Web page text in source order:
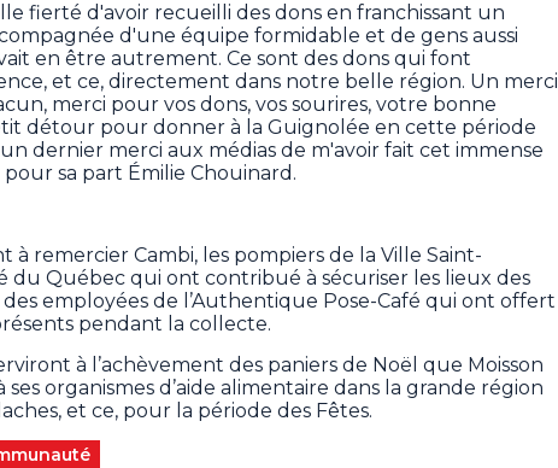
fierté d'avoir recueilli des dons en franchissant un
d'une équipe formidable et de gens aussi
en être autrement. Ce sont des dons qui font
et ce, directement dans notre belle région. Un merci
merci pour vos dons, vos sourires, votre bonne
détour pour donner à la Guignolée en cette période
dernier merci aux médias de m'avoir fait cet immense
sa part Émilie Chouinard.
à remercier Cambi, les pompiers de la Ville Saint-
du Québec qui ont contribué à sécuriser les lieux des
employées de l’Authentique Pose-Café qui ont offert
pendant la collecte.
à l’achèvement des paniers de Noël que Moisson
ses organismes d’aide alimentaire dans la grande région
et ce, pour la période des Fêtes.